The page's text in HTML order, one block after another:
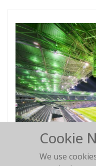
Cookie
We use